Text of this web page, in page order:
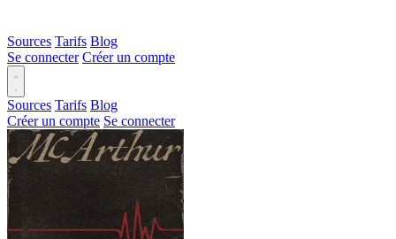
Sources Tarifs Blog
Se connecter Créer un compte
Sources Tarifs Blog
Créer un compte Se connecter